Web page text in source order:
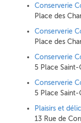
Conserverie
Place des
Conserverie
Place des
Conserverie
5 Place
Conserverie
5 Place
Plaisirs et
13 Rue de